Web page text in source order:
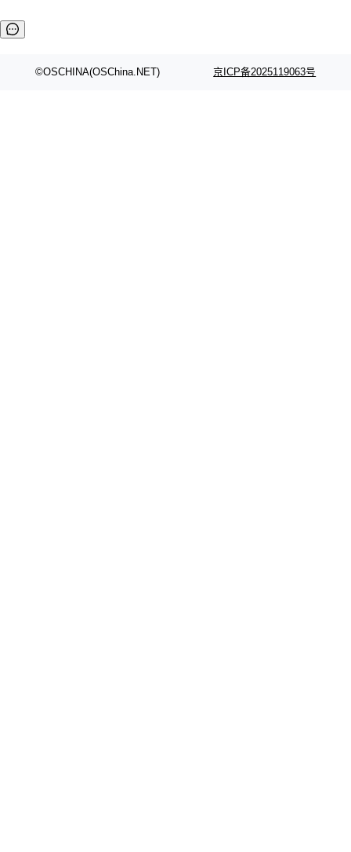
理解大规模代码仓时面临显著"代码仓理解"瓶
e深度理解服务"）是华为云码道（CodeA...
数据。2024年9月3日下午4点，他使用此前登录
称为"删库跑路"的命令——最高管理员权限、无
©OSCHINA(OSChina.NET) 京ICP备2025119063号